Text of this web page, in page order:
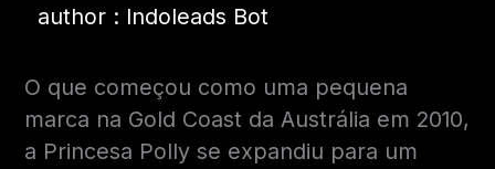
author : Indoleads Bot
O que começou como uma pequena
marca na Gold Coast da Austrália em 2010,
a Princesa Polly se expandiu para um